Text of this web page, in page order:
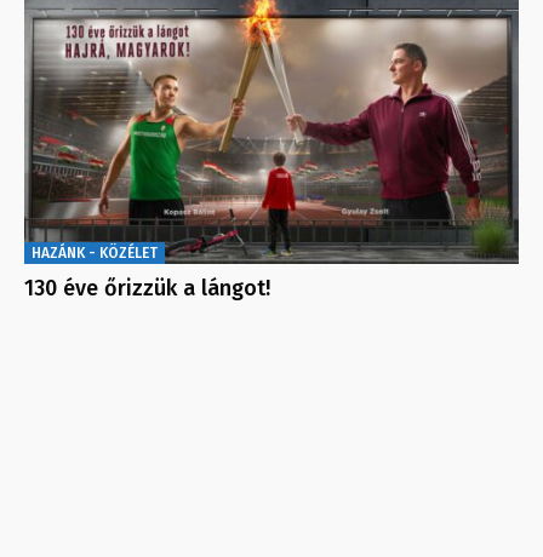
HAZÁNK - KÖZÉLET
130 éve őrizzük a lángot!